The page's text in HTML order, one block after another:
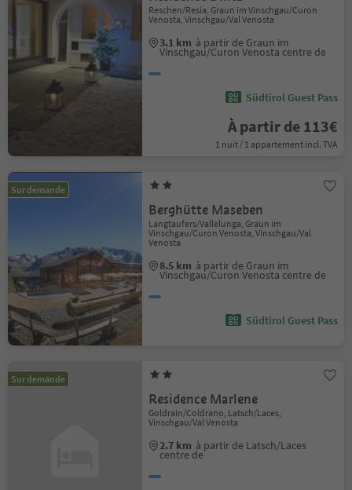
Reschen/Resia, Graun im Vinschgau/Curon
Venosta, Vinschgau/Val Venosta
3.1 km à partir de Graun im
Vinschgau/Curon Venosta centre de
Südtirol Guest Pass
À partir de 113€
1 nuit / 1 appartement incl. TVA
Sur demande
Berghütte Maseben
Langtaufers/Vallelunga, Graun im
Vinschgau/Curon Venosta, Vinschgau/Val
Venosta
8.5 km à partir de Graun im
Vinschgau/Curon Venosta centre de
Südtirol Guest Pass
Sur demande
Residence Marlene
Goldrain/Coldrano, Latsch/Laces,
Vinschgau/Val Venosta
2.7 km à partir de Latsch/Laces
centre de